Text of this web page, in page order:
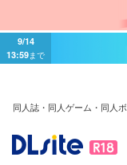
9/14
13:59まで
同人誌・同人ゲーム・同人